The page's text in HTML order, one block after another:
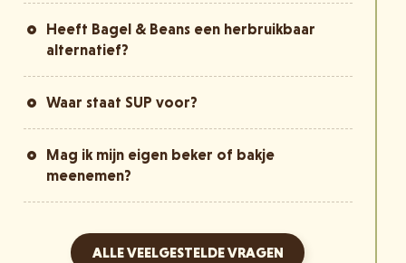
Heeft Bagel & Beans een herbruikbaar
alternatief?
Waar staat SUP voor?
Mag ik mijn eigen beker of bakje
meenemen?
ALLE VEELGESTELDE VRAGEN